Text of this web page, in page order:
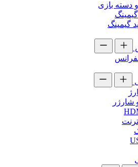
دسته بازی
گیمینگ
گیمینگ
و شارژر